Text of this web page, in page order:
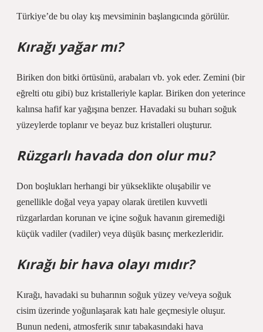
Türkiye’de bu olay kış mevsiminin başlangıcında görülür.
Kırağı yağar mı?
Biriken don bitki örtüsünü, arabaları vb. yok eder. Zemini (bir
eğrelti otu gibi) buz kristalleriyle kaplar. Biriken don yeterince
kalınsa hafif kar yağışına benzer. Havadaki su buharı soğuk
yüzeylerde toplanır ve beyaz buz kristalleri oluşturur.
Rüzgarlı havada don olur mu?
Don boşlukları herhangi bir yükseklikte oluşabilir ve
genellikle doğal veya yapay olarak üretilen kuvvetli
rüzgarlardan korunan ve içine soğuk havanın giremediği
küçük vadiler (vadiler) veya düşük basınç merkezleridir.
Kırağı bir hava olayı mıdır?
Kırağı, havadaki su buharının soğuk yüzey ve/veya soğuk
cisim üzerinde yoğunlaşarak katı hale geçmesiyle oluşur.
Bunun nedeni, atmosferik sınır tabakasındaki hava